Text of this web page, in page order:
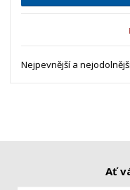
Nejpevnější a
Ať